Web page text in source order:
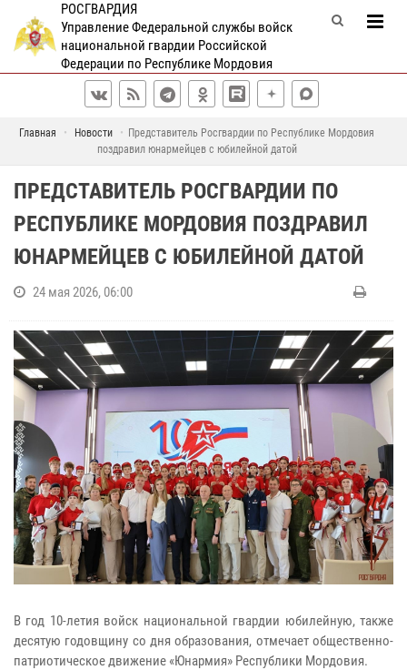
РОСГВАРДИЯ
Управление Федеральной службы войск
национальной гвардии Российской
Федерации по Республике Мордовия
Главная Новости
Представитель Росгвардии по Республике Мордовия
поздравил юнармейцев с юбилейной датой
ПРЕДСТАВИТЕЛЬ РОСГВАРДИИ ПО
РЕСПУБЛИКЕ МОРДОВИЯ ПОЗДРАВИЛ
ЮНАРМЕЙЦЕВ С ЮБИЛЕЙНОЙ ДАТОЙ
24 мая 2026, 06:00
В год 10-летия войск национальной гвардии юбилейную, также
десятую годовщину со дня образования, отмечает общественно-
патриотическое движение «Юнармия» Республики Мордовия.